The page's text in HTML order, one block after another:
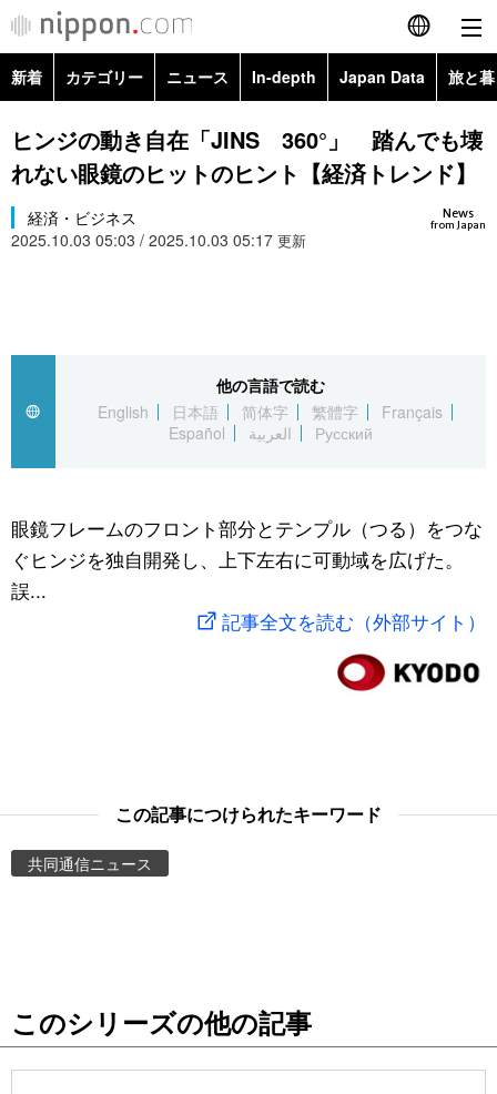
English
简体字
繁體字
Русский
カテゴリー
国際
社会
文化
科学・技術
アーカイブ
Japan Data
旅と暮らし
動画/Live
Books
People
公式SNS
新着 カテゴリー ニュース In-depth Japan Data 旅と
政治・外交
経済・ビジネス
国際・海外
文化
科学・技術
暮らし
スポーツ・東京2020
Topics
Images
ヒンジの動き自在「JINS 360°」 踏んでも壊
れない眼鏡のヒットのヒント【経済トレンド】
News
from Japan
経済・ビジネス
2025.10.03 05:03 / 2025.10.03 05:17 更新
他の言語で読む
English
日本語 简体字 繁體字
Français
Español
العربية Русский
眼鏡フレームのフロント部分とテンプル（つる）をつな
ぐヒンジを独自開発し、上下左右に可動域を広げた。
誤...
記事全文を読む（外部サイト）
この記事につけられたキーワード
共同通信ニュース
このシリーズの他の記事